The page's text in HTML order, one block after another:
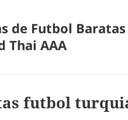
de Futbol Baratas
Thai AAA
futbol